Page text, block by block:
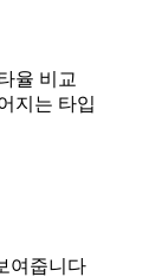
율 비교
지는 타입
여줍니다